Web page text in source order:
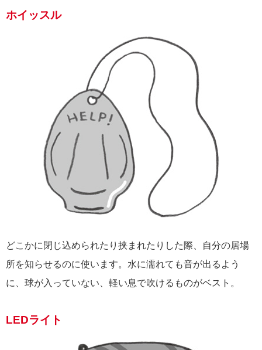
ホイッスル
どこかに閉じ込められたり挟まれたりした際、自分の居場
所を知らせるのに使います。水に濡れても音が出るよう
に、球が入っていない、軽い息で吹けるものがベスト。
LEDライト